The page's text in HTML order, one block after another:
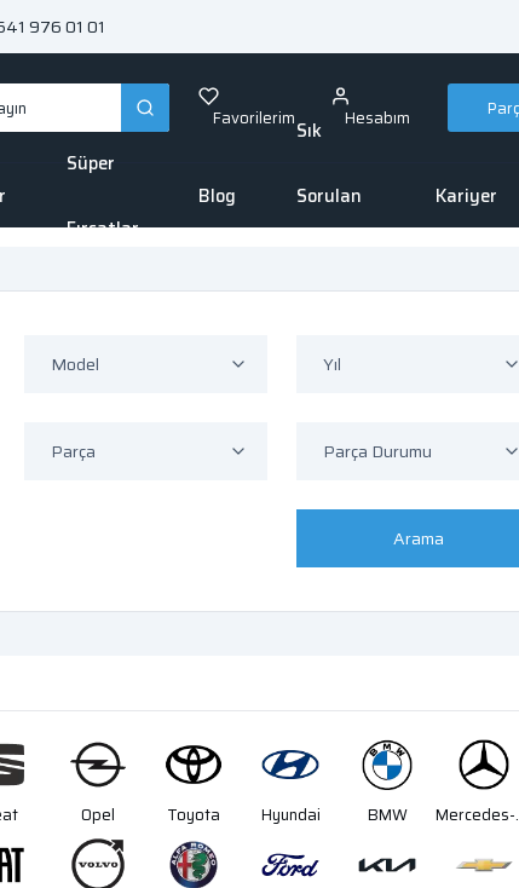
976 01 01
Favorilerim Hesabım
Süper
Fırsatlar
Blog
Sık
Sorulan Kariyer
Model Yıl
Parça Parça Durumu
Arama
Opel Toyota Hyundai BMW